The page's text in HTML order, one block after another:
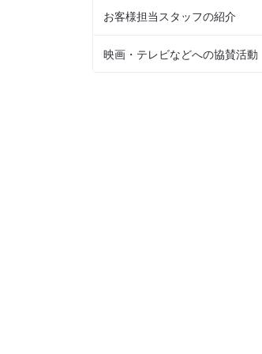
お客様担当スタッフの紹介
映画・テレビなどへの協賛活動